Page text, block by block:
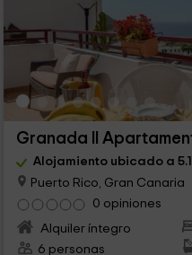
Granada II
Alojamiento ubicado a
Puerto Rico, Gran Canaria
0 opiniones
Alquiler íntegro
6 personas